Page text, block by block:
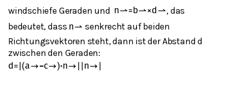
windschiefe Geraden und n⇀= b⇀×d ⇀, das
bedeutet, dass n⇀ senkrecht auf beiden
Richtungsvektoren steht, dann ist der Abstand d
zwischen den Geraden:
d = (a→−c→)∘n→ n→